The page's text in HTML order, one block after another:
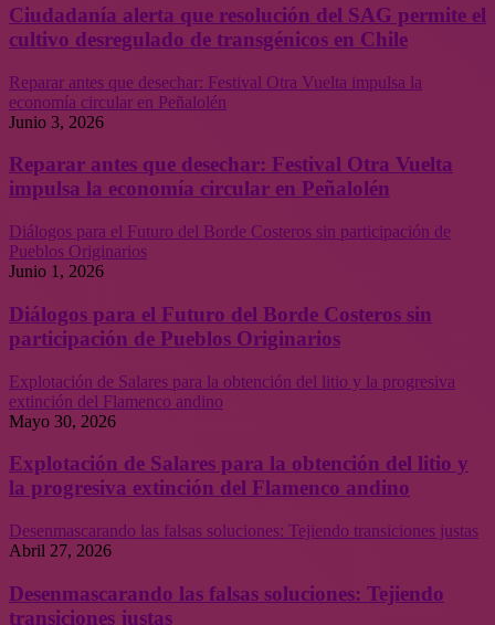
Ciudadanía alerta que resolución del SAG permite el
cultivo desregulado de transgénicos en Chile
Reparar antes que desechar: Festival Otra Vuelta impulsa la
economía circular en Peñalolén
Junio 3, 2026
Reparar antes que desechar: Festival Otra Vuelta
impulsa la economía circular en Peñalolén
Diálogos para el Futuro del Borde Costeros sin participación de
Pueblos Originarios
Junio 1, 2026
Diálogos para el Futuro del Borde Costeros sin
participación de Pueblos Originarios
Explotación de Salares para la obtención del litio y la progresiva
extinción del Flamenco andino
Mayo 30, 2026
Explotación de Salares para la obtención del litio y
la progresiva extinción del Flamenco andino
Desenmascarando las falsas soluciones: Tejiendo transiciones justas
Abril 27, 2026
Desenmascarando las falsas soluciones: Tejiendo
transiciones justas